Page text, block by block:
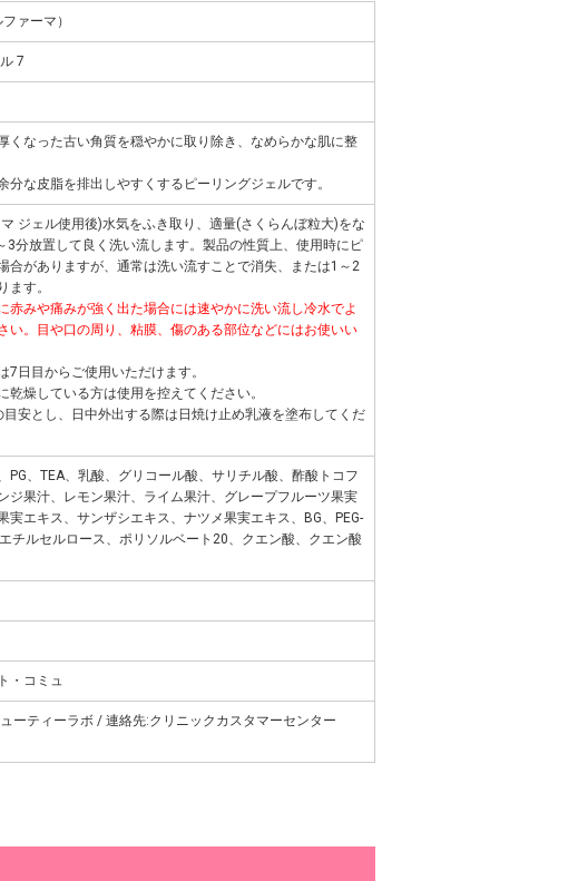
ァーマ）
7
くなった古い角質を穏やかに取り除き、なめらかな肌に整
分な皮脂を排出しやすくするピーリングジェルです。
ジェル使用後)水気をふき取り、適量(さくらんぼ粒大)をな
3分放置して良く洗い流します。製品の性質上、使用時にピ
合がありますが、通常は洗い流すことで消失、または1～2
ます。
赤みや痛みが強く出た場合には速やかに洗い流し冷水でよ
い。目や口の周り、粘膜、傷のある部位などにはお使いい
日目からご使用いただけます。
燥している方は使用を控えてください。
安とし、日中外出する際は日焼け止め乳液を塗布してくだ
PG、TEA、乳酸、グリコール酸、サリチル酸、酢酸トコフ
ジ果汁、レモン果汁、ライム果汁、グレープフルーツ果実
実エキス、サンザシエキス、ナツメ果実エキス、BG、PEG-
チルセルロース、ポリソルベート20、クエン酸、クエン酸
・コミュ
ーティーラボ / 連絡先:クリニックカスタマーセンター